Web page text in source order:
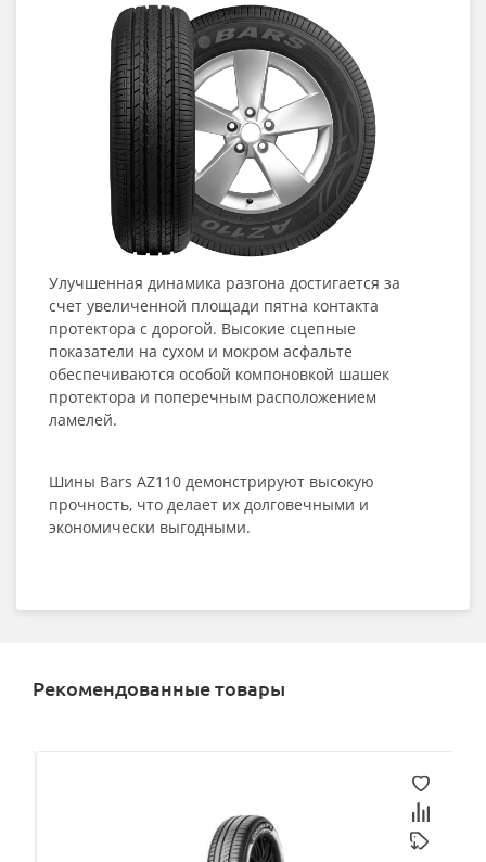
Улучшенная динамика разгона достигается за
счет увеличенной площади пятна контакта
протектора с дорогой. Высокие сцепные
показатели на сухом и мокром асфальте
обеспечиваются особой компоновкой шашек
протектора и поперечным расположением
ламелей.
Шины Bars AZ110 демонстрируют высокую
прочность, что делает их долговечными и
экономически выгодными.
Рекомендованные товары